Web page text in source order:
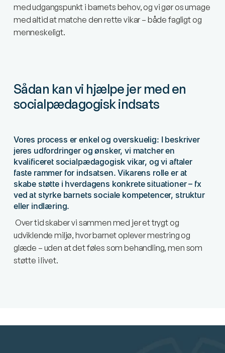
med udgangspunkt i barnets behov, og vi gør os umage
med altid at matche den rette vikar – både fagligt og
menneskeligt.
Vores process er enkel og overskuelig: I beskriver
jeres udfordringer og ønsker, vi matcher en
kvalificeret socialpædagogisk vikar, og vi aftaler
faste rammer for indsatsen. Vikarens rolle er at
skabe støtte i hverdagens konkrete situationer – fx
ved at styrke barnets sociale kompetencer, struktur
eller indlæring.
Over tid skaber vi sammen med jer et trygt og
udviklende miljø, hvor barnet oplever mestring og
glæde – uden at det føles som behandling, men som
støtte i livet.
Sådan kan vi hjælpe jer med en
socialpædagogisk indsats